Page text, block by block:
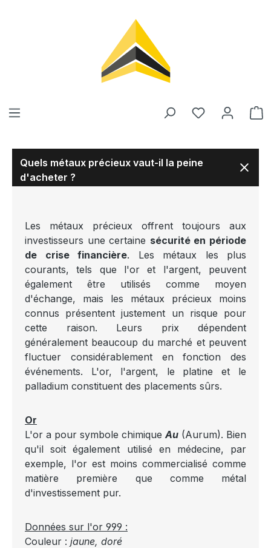
Quels métaux précieux vaut-il la peine
d'acheter ?
Les métaux précieux offrent toujours aux
investisseurs une certaine sécurité en période
de crise financière. Les métaux les plus
courants, tels que l'or et l'argent, peuvent
également être utilisés comme moyen
d'échange, mais les métaux précieux moins
connus présentent justement un risque pour
cette raison. Leurs prix dépendent
généralement beaucoup du marché et peuvent
fluctuer considérablement en fonction des
événements. L'or, l'argent, le platine et le
palladium constituent des placements sûrs.
Or
L'or a pour symbole chimiqueAu (Aurum). Bien
qu'il soit également utilisé en médecine, par
exemple, l'or est moins commercialisé comme
matière première que comme métal
d'investissement pur.
Données sur l'or 999 :
Couleur : jaune, doré